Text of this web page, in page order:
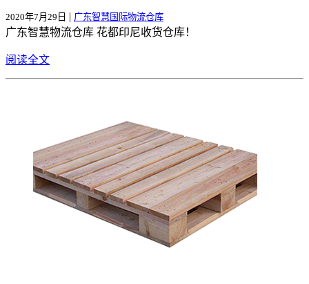
2020年7月29日 | 广东智慧国际物流仓库
广东智慧物流仓库 花都印尼收货仓库！
阅读全文